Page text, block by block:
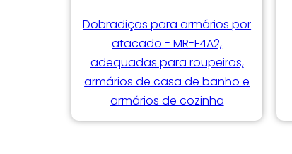
Dobradiças para armários por
atacado - MR-F4A2,
adequadas para roupeiros,
armários de casa de banho e
armários de cozinha